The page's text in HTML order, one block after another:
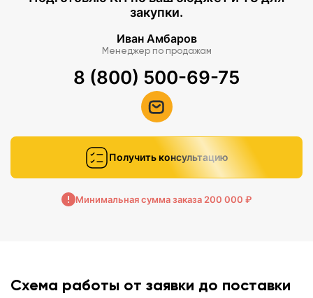
закупки.
Иван Амбаров
Менеджер по продажам
8 (800) 500-69-75
Получить консультацию
Минимальная сумма заказа 200 000 ₽
Схема работы от заявки до поставки